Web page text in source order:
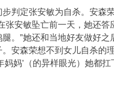
判定张安敏为自杀。安森
张安敏坠亡前一天，她还答
。”她还和当地好友做好之
安森荣想不到女儿自杀的
妈妈’（的异样眼光）她都